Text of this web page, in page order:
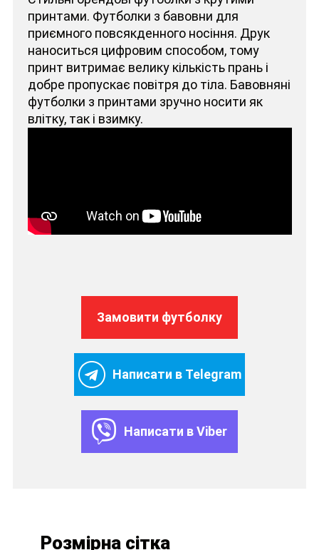
принтами. Футболки з бавовни для
приємного повсякденного носіння. Друк
наноситься цифровим способом, тому
принт витримає велику кількість прань і
добре пропускає повітря до тіла. Бавовняні
футболки з принтами зручно носити як
влітку, так і взимку.
Замовити футболку
Написати в Telegram
Написати в Viber
Розмірна сітка